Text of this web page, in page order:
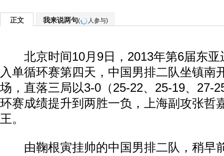
正文 我来说两句( 人参与)
北京时间10月9日，2013年第6届东亚
入单循环赛第四天，中国男排二队坐镇南
场，直落三局以3-0（25-22、25-19、27-
环赛成绩提升到两胜一负，上海副攻张哲
王。
由鞠根寅挂帅的中国男排二队，稍早